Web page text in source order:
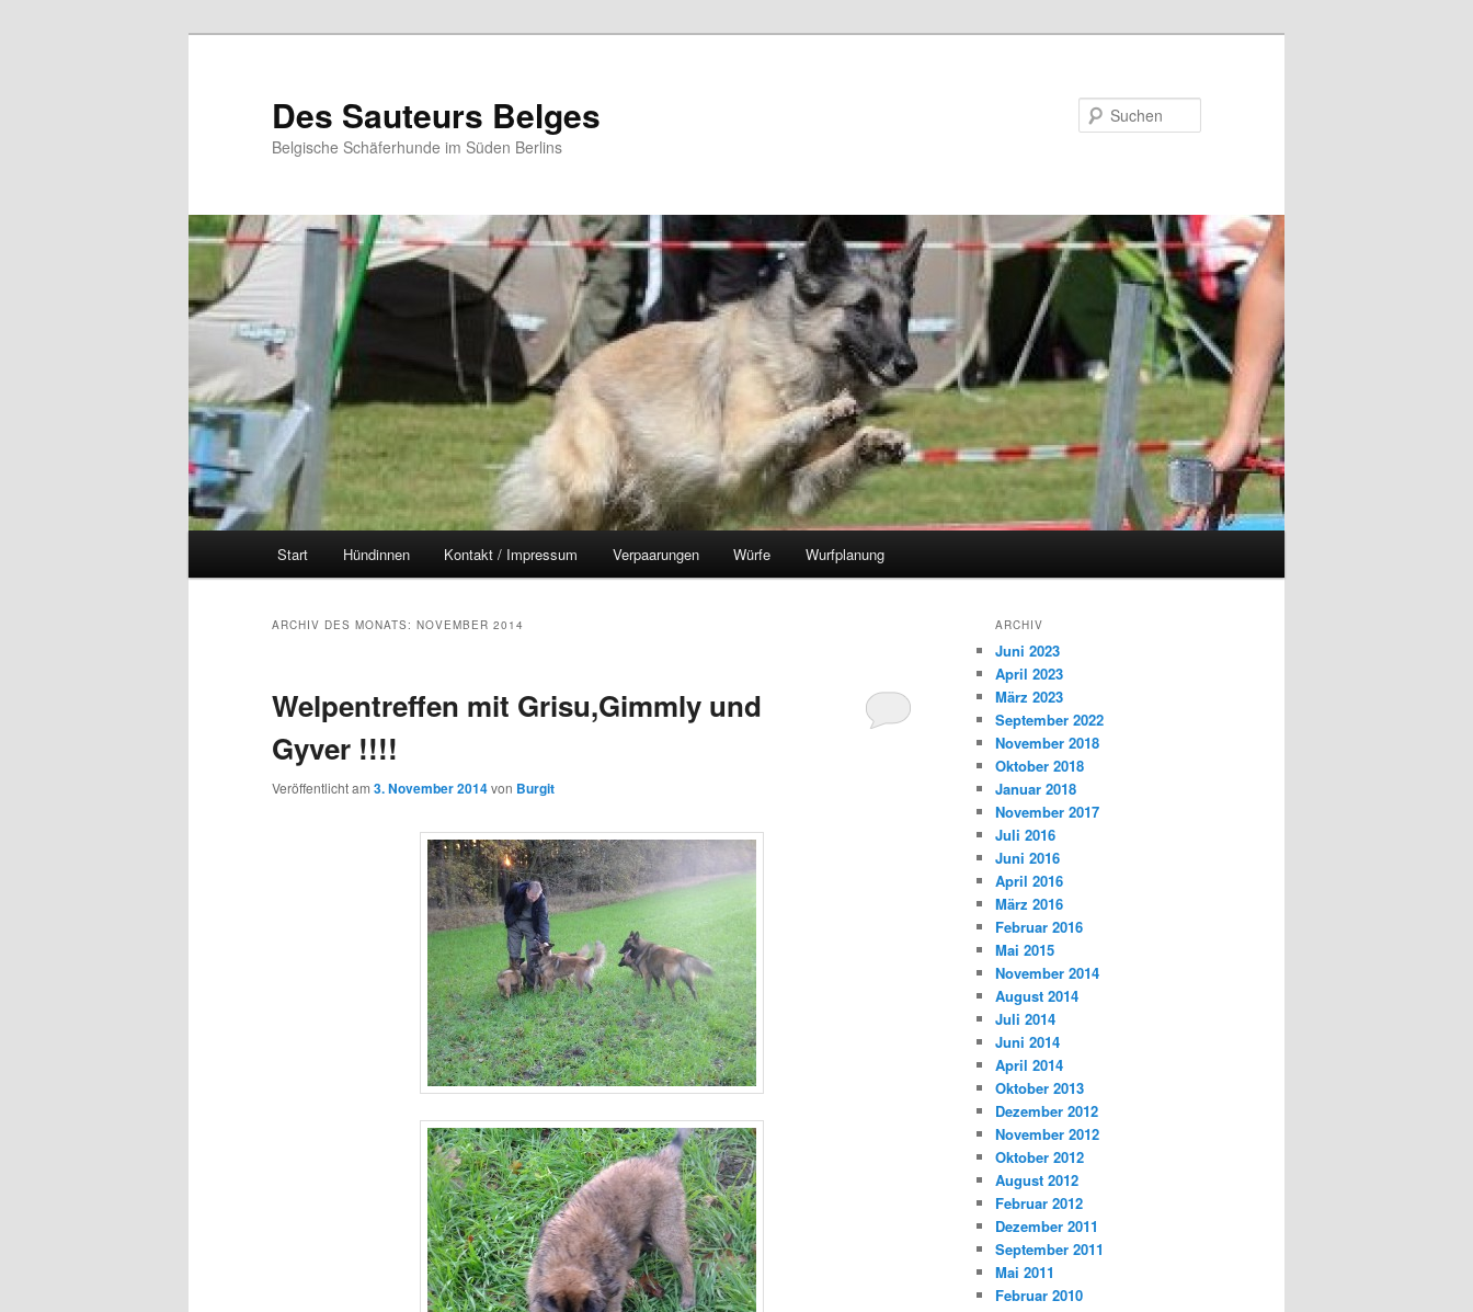
Des Sauteurs Belges
Belgische Schäferhunde im Süden Berlins
Start Hündinnen Kontakt / Impressum Verpaarungen Würfe Wurfplanung
ARCHIV DES MONATS: NOVEMBER 2014
Welpentreffen mit Grisu,Gimmly und
Gyver !!!!
Veröffentlicht am 3. November 2014von Burgit
ARCHIV
Juni 2023
April 2023
März 2023
September 2022
November 2018
Oktober 2018
Januar 2018
November 2017
Juli 2016
Juni 2016
April 2016
März 2016
Februar 2016
Mai 2015
November 2014
August 2014
Juli 2014
Juni 2014
April 2014
Oktober 2013
Dezember 2012
November 2012
Oktober 2012
August 2012
Februar 2012
Dezember 2011
September 2011
Mai 2011
Februar 2010